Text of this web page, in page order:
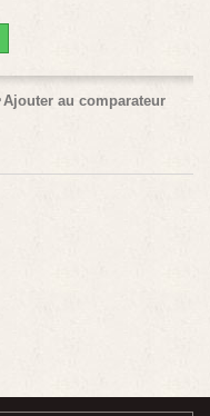
Ajouter au comparateur